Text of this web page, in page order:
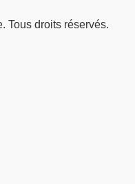
Tous droits réservés.